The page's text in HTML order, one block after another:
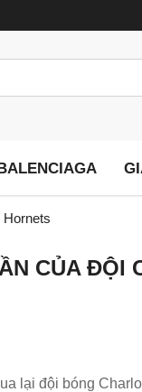
Hornets
CỦA ĐỘI
lại đội bóng